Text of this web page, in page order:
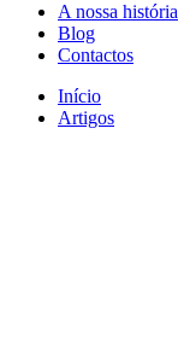
A nossa história
Blog
Contactos
Início
Artigos